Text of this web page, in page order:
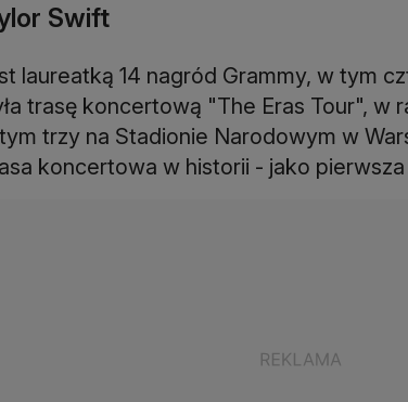
Swift
laureatką 14 nagród Grammy, w tym
trasę koncertową "The Eras Tour", w
trzy na Stadionie Narodowym w
koncertowa w historii - jako pierwsza